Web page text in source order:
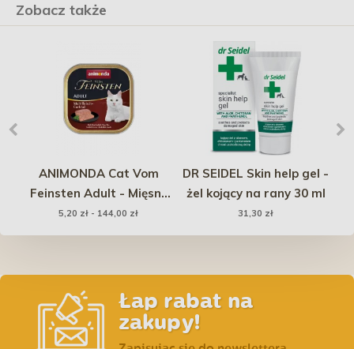
Zobacz także
ANIMONDA Cat Vom
Feinsten Adult - Mięsny
koktajl
5,20 zł - 144,00 zł
DR SEIDEL Skin help gel -
żel kojący na rany 30 ml
31,30 zł
Łap rabat na
zakupy!